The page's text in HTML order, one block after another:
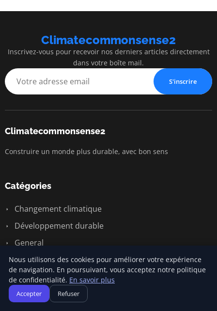
Climatecommonsense2
Inscrivez-vous pour recevoir nos derniers articles directement
dans votre boîte mail.
S'inscrire
Climatecommonsense2
Construire un monde plus durable, avec bon sens
Catégories
Changement climatique
Développement durable
General
Sensibilisation écologique
Économie circulaire
Énergie renouvelable
Nous utilisons des cookies pour améliorer votre expérience
de navigation. En poursuivant, vous acceptez notre politique
de confidentialité. En savoir plus
Accepter Refuser